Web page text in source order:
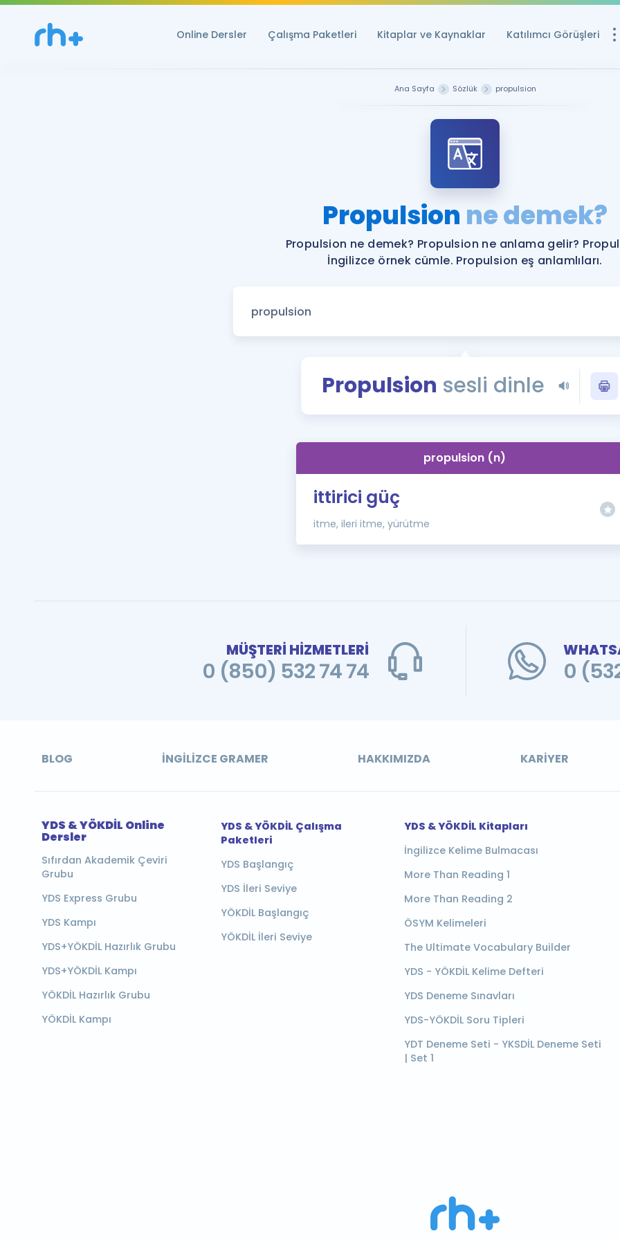
Online Dersler Çalışma Paketleri Kitaplar ve Kaynaklar Katılımcı Görüşleri
YDS ve YÖKDİL
YDS ve YÖKDİL'e
Tüm ÖSYM
YDS - YÖKDİL
İngilizce
Ana Sayfa Sözlük propulsion
Propulsion ne demek?
Propulsion ne demek? Propulsion ne anlama gelir?
İngilizce örnek cümle. Propulsion eş anlamlıları.
Propulsion sesli dinle
propulsion (n)
ittirici güç
itme, ileri itme, yürütme
MÜŞTERİ HİZMETLERİ
0 (850) 532 74 74 0
BLOG İNGILIZCE GRAMER HAKKIMIZDA KARIYER
YDS & YÖKDİL Online
Dersler
Sıfırdan Akademik Çeviri
Grubu
YDS Express Grubu
YDS Kampı
YDS+YÖKDİL Hazırlık Grubu
YDS+YÖKDİL Kampı
YÖKDİL Hazırlık Grubu
YÖKDİL Kampı
YDS & YÖKDİL Çalışma
Paketleri
YDS Başlangıç
YDS İleri Seviye
YÖKDİL Başlangıç
YÖKDİL İleri Seviye
YDS & YÖKDİL Kitapları
İngilizce Kelime Bulmacası
More Than Reading 1
More Than Reading 2
ÖSYM Kelimeleri
The Ultimate Vocabulary Builder
YDS - YÖKDİL Kelime Defteri
YDS Deneme Sınavları
YDS-YÖKDİL Soru Tipleri
YDT Deneme Seti - YKSDİL Deneme Seti
| Set 1